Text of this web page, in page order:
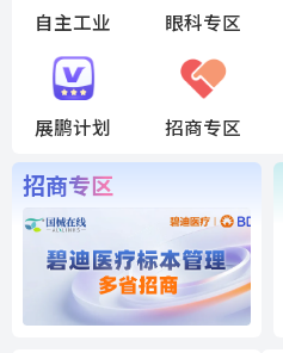
自主工业 眼科专区
展鹏计划 招商专区
招商专区